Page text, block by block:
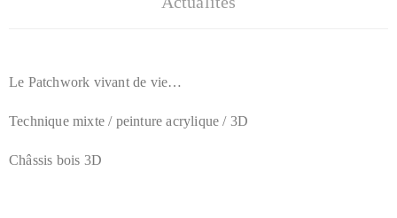
Le Patchwork vivant de vie…
Technique mixte / peinture acrylique / 3D
Châssis bois 3D